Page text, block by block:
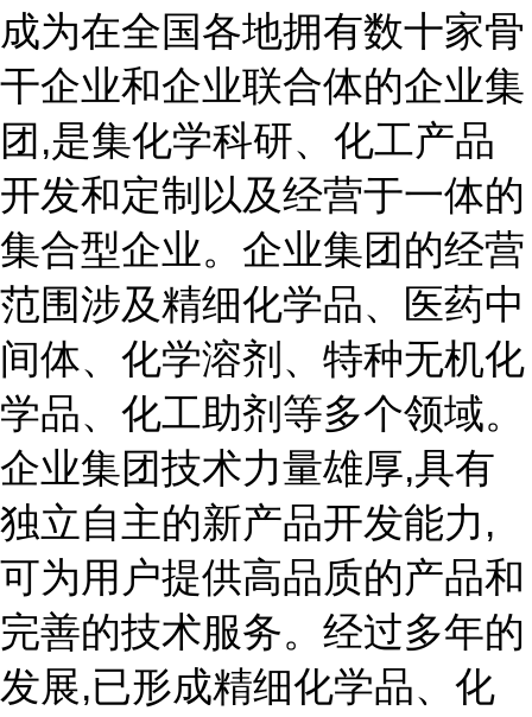
成为在全国各地拥有数十家骨
干企业和企业联合体的企业集
团,是集化学科研、化工产品
开发和定制以及经营于一体的
集合型企业。企业集团的经营
范围涉及精细化学品、医药中
间体、化学溶剂、特种无机化
学品、化工助剂等多个领域。
企业集团技术力量雄厚,具有
独立自主的新产品开发能力,
可为用户提供高品质的产品和
完善的技术服务。经过多年的
发展,已形成精细化学品、化